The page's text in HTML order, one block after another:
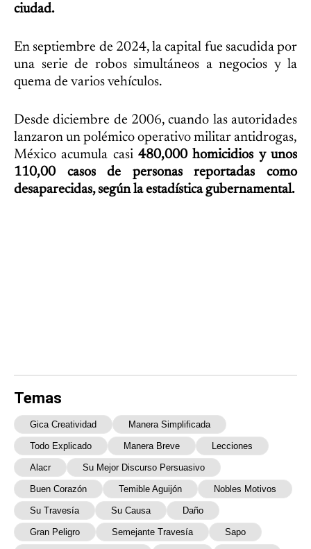
ciudad.
En septiembre de 2024, la capital fue sacudida por
una serie de robos simultáneos a negocios y la
quema de varios vehículos.
Desde diciembre de 2006, cuando las autoridades
lanzaron un polémico operativo militar antidrogas,
México acumula casi 480,000 homicidios y unos
110,00 casos de personas reportadas como
desaparecidas, según la estadística gubernamental.
Temas
Gica Creatividad Manera Simplificada
Todo Explicado Manera Breve Lecciones
Alacr Su Mejor Discurso Persuasivo
Buen Corazón Temible Aguijón Nobles Motivos
Su Travesía Su Causa Daño
Gran Peligro Semejante Travesía Sapo